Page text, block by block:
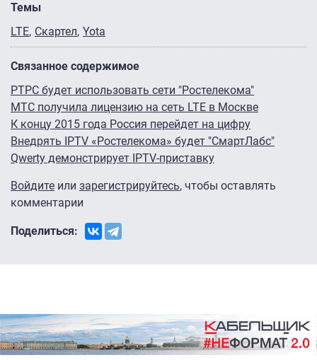
Темы
LTE Скартел Yota
Связанное содержимое
РТРС будет использовать сети "Ростелекома"
МТС получила лицензию на сеть LTE в Москве
К концу 2015 года Россия перейдет на цифру
Внедрять IPTV «Ростелекома» будет "СмартЛабс"
Qwerty демонстрирует IPTV-приставку
Войдите или зарегистрируйтесь, чтобы оставлять
комментарии
Поделиться: